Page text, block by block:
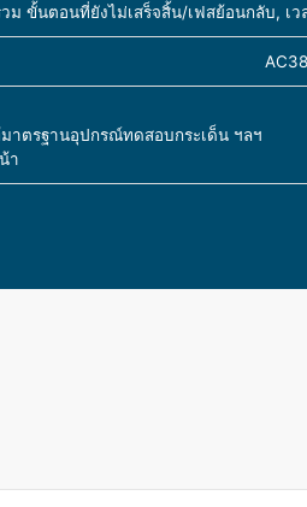
ม ขั้นตอนที่ยังไม่เสร็จสิ้น/เฟสย้อนกลับ, เ
าตรฐานอุปกรณ์ทดสอบกระเด็น ฯลฯ
า